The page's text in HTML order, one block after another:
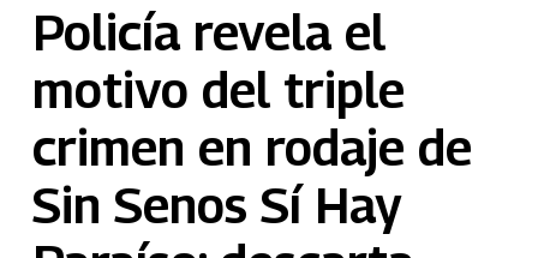
Policía revela el
motivo del triple
crimen en rodaje de
Sin Senos Sí Hay